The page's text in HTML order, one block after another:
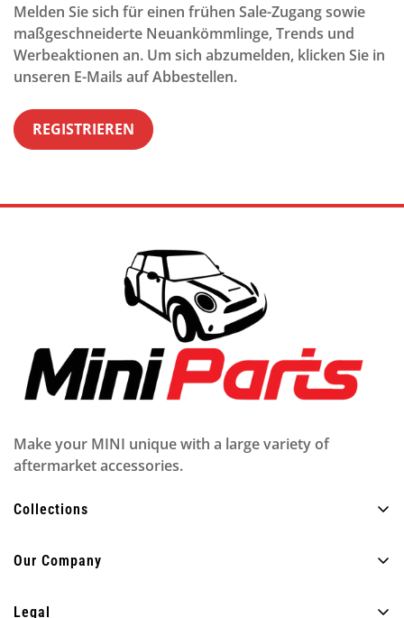
Melden Sie sich für einen frühen Sale-Zugang sowie
maßgeschneiderte Neuankömmlinge, Trends und
Werbeaktionen an. Um sich abzumelden, klicken Sie in
unseren E-Mails auf Abbestellen.
REGISTRIEREN
Make your MINI unique with a large variety of
aftermarket accessories.
Collections
Innere
Our Company
Legal
Confirm your age
Are you 18 years old or older?
NO, I'M NOT